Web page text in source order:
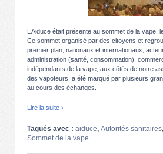
L’Aiduce était présente au sommet de la vape,
Ce sommet organisé par des citoyens et
premier plan, nationaux et internationaux,
administration (santé, consommation),
indépendants de la vape, aux côtés de notre
des vapoteurs, a été marqué par plusieurs
au cours des échanges.
Lire la suite ›
Tagués avec : aiduce, Autorités sanitaires,
Sommet de la vape